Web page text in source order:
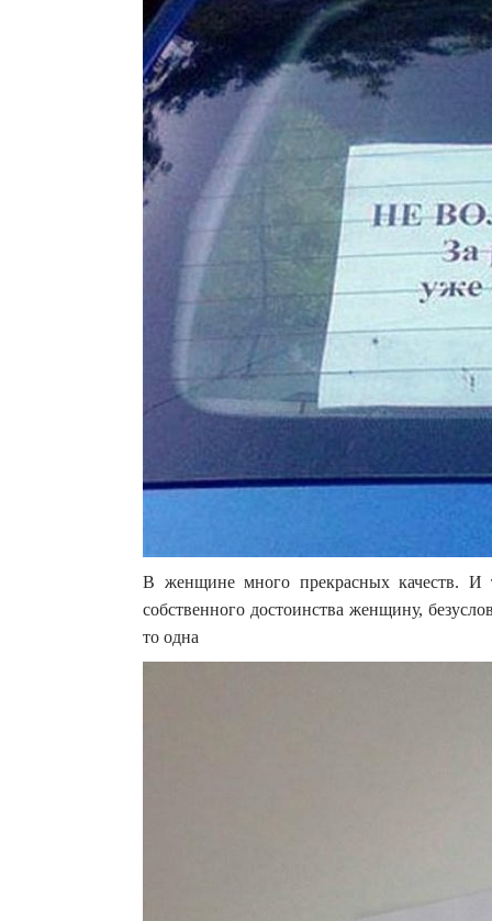
В женщине много прекрасных качеств. И
собственного достоинства женщину,
то одна